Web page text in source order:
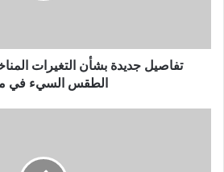
تفاصيل جديدة بشأن التغيرات
الطقس السيء في